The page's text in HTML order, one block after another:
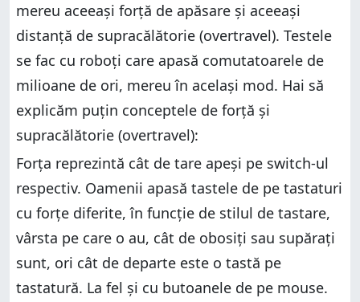
mereu aceeași forță de apăsare și aceeași
distanță de supracălătorie (overtravel). Testele
se fac cu roboți care apasă comutatoarele de
milioane de ori, mereu în același mod. Hai să
explicăm puțin conceptele de forță și
supracălătorie (overtravel):
Forța reprezintă cât de tare apeși pe switch-ul
respectiv. Oamenii apasă tastele de pe tastaturi
cu forțe diferite, în funcție de stilul de tastare,
vârsta pe care o au, cât de obosiți sau supărați
sunt, ori cât de departe este o tastă pe
tastatură. La fel și cu butoanele de pe mouse.